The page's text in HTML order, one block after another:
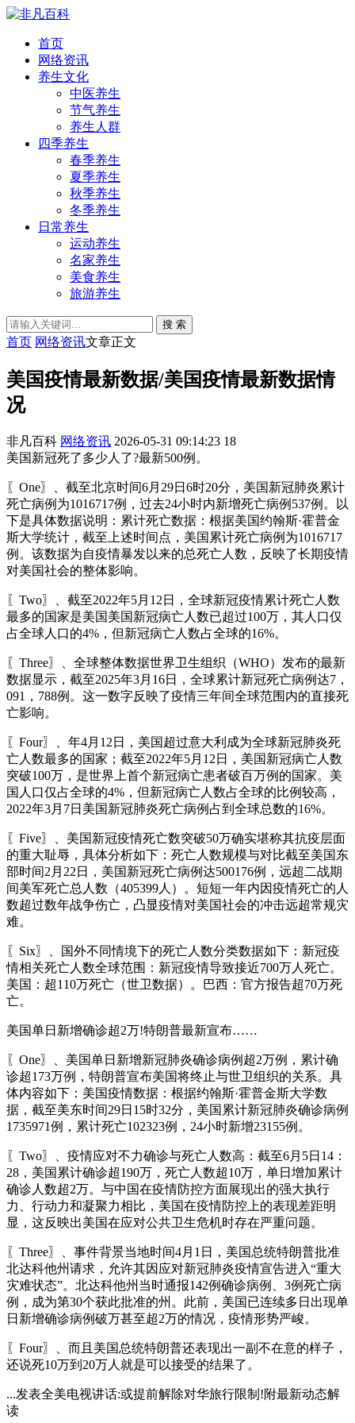
首页
网络资讯
养生文化
中医养生
节气养生
养生人群
四季养生
春季养生
夏季养生
秋季养生
冬季养生
日常养生
运动养生
名家养生
美食养生
旅游养生
搜 索
首页 网络资讯文章正文
美国疫情最新数据/美国疫情最新数据情
况
非凡百科 网络资讯 2026-05-31 09:14:23 18
美国新冠死了多少人了?最新500例。
〖One〗、截至北京时间6月29日6时20分，美国新冠肺炎累计
死亡病例为1016717例，过去24小时内新增死亡病例537例。以
下是具体数据说明：累计死亡数据：根据美国约翰斯·霍普金
斯大学统计，截至上述时间点，美国累计死亡病例为1016717
例。该数据为自疫情暴发以来的总死亡人数，反映了长期疫情
对美国社会的整体影响。
〖Two〗、截至2022年5月12日，全球新冠疫情累计死亡人数
最多的国家是美国美国新冠病亡人数已超过100万，其人口仅
占全球人口的4%，但新冠病亡人数占全球的16%。
〖Three〗、全球整体数据世界卫生组织（WHO）发布的最新
数据显示，截至2025年3月16日，全球累计新冠死亡病例达7，
091，788例。这一数字反映了疫情三年间全球范围内的直接死
亡影响。
〖Four〗、年4月12日，美国超过意大利成为全球新冠肺炎死
亡人数最多的国家；截至2022年5月12日，美国新冠病亡人数
突破100万，是世界上首个新冠病亡患者破百万例的国家。美
国人口仅占全球的4%，但新冠病亡人数占全球的比例较高，
2022年3月7日美国新冠肺炎死亡病例占到全球总数的16%。
〖Five〗、美国新冠疫情死亡数突破50万确实堪称其抗疫层面
的重大耻辱，具体分析如下：死亡人数规模与对比截至美国东
部时间2月22日，美国新冠死亡病例达500176例，远超二战期
间美军死亡总人数（405399人）。短短一年内因疫情死亡的人
数超过数年战争伤亡，凸显疫情对美国社会的冲击远超常规灾
难。
〖Six〗、国外不同情境下的死亡人数分类数据如下：新冠疫
情相关死亡人数全球范围：新冠疫情导致接近700万人死亡。
美国：超110万死亡（世卫数据）。巴西：官方报告超70万死
亡。
美国单日新增确诊超2万!特朗普最新宣布……
〖One〗、美国单日新增新冠肺炎确诊病例超2万例，累计确
诊超173万例，特朗普宣布美国将终止与世卫组织的关系。具
体内容如下：美国疫情数据：根据约翰斯·霍普金斯大学数
据，截至美东时间29日15时32分，美国累计新冠肺炎确诊病例
1735971例，累计死亡102323例，24小时新增23155例。
〖Two〗、疫情应对不力确诊与死亡人数高：截至6月5日14：
28，美国累计确诊超190万，死亡人数超10万，单日增加累计
确诊人数超2万。与中国在疫情防控方面展现出的强大执行
力、行动力和凝聚力相比，美国在疫情防控上的表现差距明
显，这反映出美国在应对公共卫生危机时存在严重问题。
〖Three〗、事件背景当地时间4月1日，美国总统特朗普批准
北达科他州请求，允许其因应对新冠肺炎疫情宣告进入“重大
灾难状态”。北达科他州当时通报142例确诊病例、3例死亡病
例，成为第30个获此批准的州。此前，美国已连续多日出现单
日新增确诊病例破万甚至超2万的情况，疫情形势严峻。
〖Four〗、而且美国总统特朗普还表现出一副不在意的样子，
还说死10万到20万人就是可以接受的结果了。
...发表全美电视讲话:或提前解除对华旅行限制!附最新动态解
读